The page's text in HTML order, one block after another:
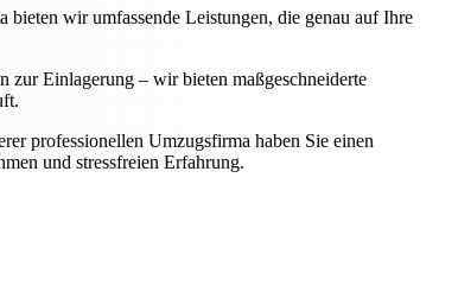
wir umfassende Leistungen, die genau auf Ihre
zur Einlagerung – wir bieten maßgeschneiderte
professionellen Umzugsfirma haben Sie einen
und stressfreien Erfahrung.